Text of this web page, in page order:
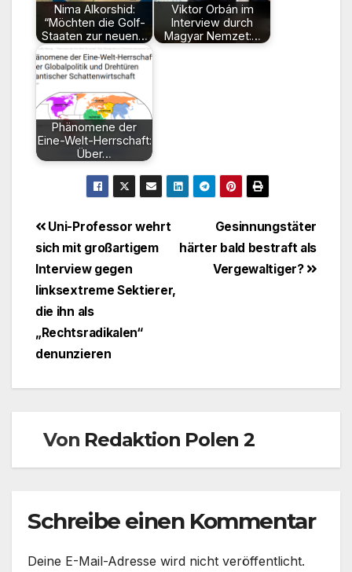
Nima Alkorshid:
“Möchten die Golf-
Staaten zur neuen…
Viktor Orbán im
Interview durch
Magyar Nemzet:…
Phänomene der
Eine-Welt-Herrschaft:
Über…
BeitragsnavigationGesinnungstäter
härter bald bestraft als
Vergewaltiger?
Uni-Professor wehrt
sich mit großartigem
Interview gegen
linksextreme Sektierer,
die ihn als
„Rechtsradikalen“
denunzieren
Von Redaktion Polen 2
Schreibe einen Kommentar
Deine E-Mail-Adresse wird nicht veröffentlicht.